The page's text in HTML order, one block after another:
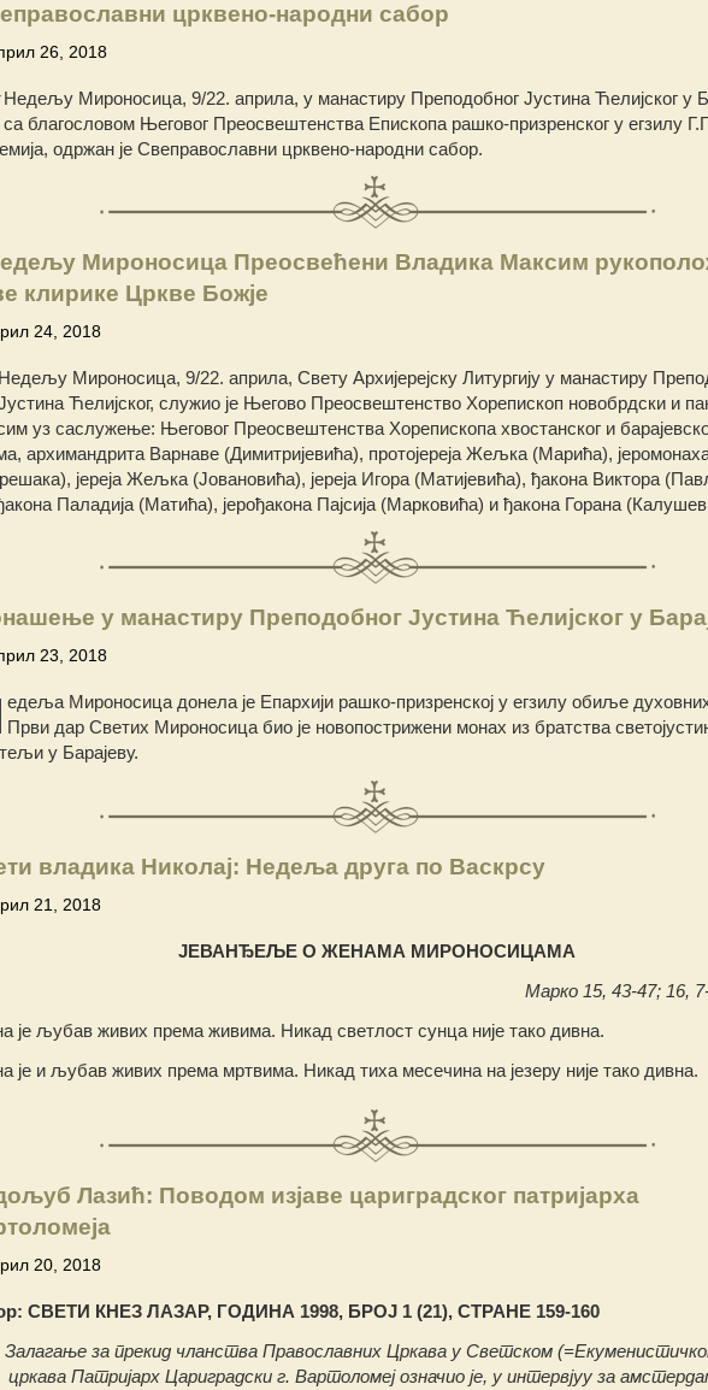
црквено-народни сабор
26, 2018
Недељу Мироносица, 9/22. априла, у манастиру Преподобног Јустина Ћелијског у
са благословом Његовог Преосвештенства Епископа рашко-призренског у егзилу
одржан је Свеправославни црквено-народни сабор.
Мироносица Преосвећени Владика Максим
клирике Цркве Божје
24, 2018
Недељу Мироносица, 9/22. априла, Свету Архијерејску Литургију у манастиру
Ћелијског, служио је Његово Преосвештенство Хорепископ новобрдски и
уз саслужење: Његовог Преосвештенства Хорепископа хвостанског и
архимандрита Варнаве (Димитријевића), протојереја Жељка (Марића),
јереја Жељка (Јовановића), јереја Игора (Матијевића), ђакона Виктора
Паладија (Матића), јерођакона Пајсија (Марковића) и ђакона Горана
у манастиру Преподобног Јустина Ћелијског у
23, 2018
едеља Мироносица донела је Епархији рашко-призренској у егзилу обиље
Први дар Светих Мироносица био је новопострижени монах из братства
у Барајеву.
владика Николај: Недеља друга по Васкрсу
21, 2018
ЈЕВАНЂЕЉЕ О ЖЕНАМА МИРОНОСИЦАМА
Марко 15, 43-47; 16,
је љубав живих према живима. Никад светлост сунца није тако дивна.
је и љубав живих према мртвима. Никад тиха месечина на језеру није тако дивна.
Лазић: Поводом изјаве цариградског патријарха
20, 2018
СВЕТИ КНЕЗ ЛАЗАР, ГОДИНА 1998, БРОЈ 1 (21), СТРАНЕ 159-160
Залагање за прекид чланства Православних Цркава у Светском
цркава Патријарх Цариградски г. Вартоломеј означио је, у интервјуу за